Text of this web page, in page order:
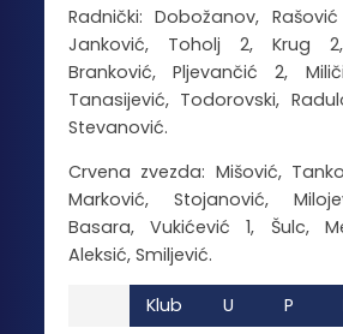
Radnički: Dobožanov,
Janković, Toholj 2, Krug
Branković, Pljevančić 2,
Tanasijević, Todorovski,
Stevanović.
Crvena zvezda: Mišović,
Marković, Stojanović,
Basara, Vukićević 1, Šulc,
Aleksić, Smiljević.
Klub U P